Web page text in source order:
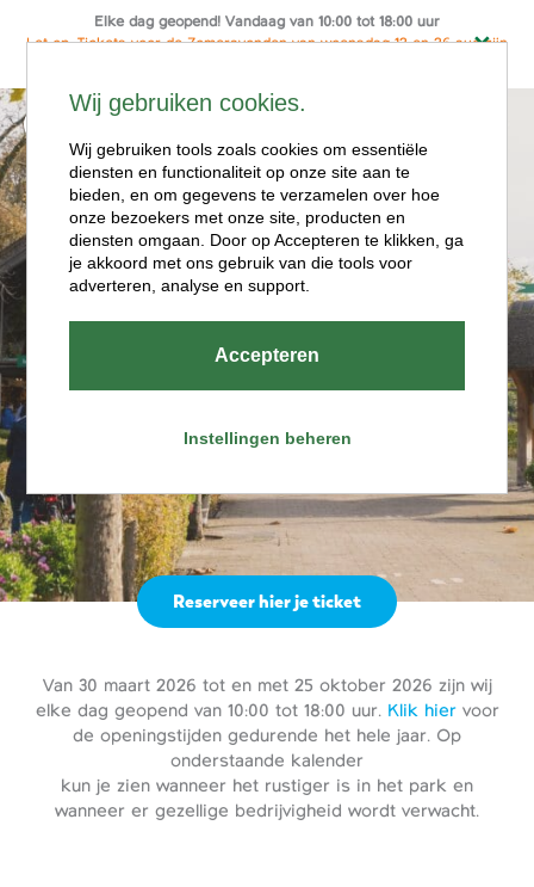
Elke dag geopend! Vandaag van 10:00 tot 18:00 uur
Let op: Tickets voor de Zomeravonden van woensdag 12 en 26 aug zijn
Ga
naar
de
inhoud
Openingstijde
n
Van 30 maart 2026 tot en met 25 oktober 2026 zijn wij
elke dag geopend van 10:00 tot 18:00 uur. Klik hiervoor
de openingstijden gedurende het hele jaar. Op
onderstaande kalender
kun je zien wanneer het rustiger is in het park en
wanneer er gezellige bedrijvigheid wordt verwacht.
Reserveer hier je ticket
Wij gebruiken cookies.
Wij gebruiken tools zoals cookies om essentiële
diensten en functionaliteit op onze site aan te
bieden, en om gegevens te verzamelen over hoe
onze bezoekers met onze site, producten en
diensten omgaan. Door op Accepteren te klikken, ga
je akkoord met ons gebruik van die tools voor
adverteren, analyse en support.
Accepteren
Instellingen beheren